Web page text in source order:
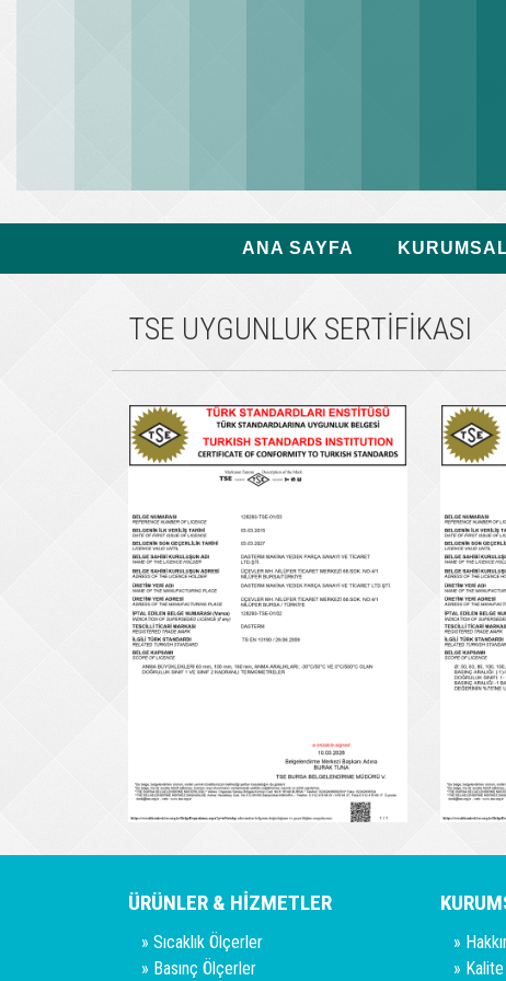
ANA SAYFA
TSE UYGUNLUK SERTİFİKASI
ÜRÜNLER & HİZMETLER
» Sıcaklık Ölçerler
» Basınç Ölçerler
»
»